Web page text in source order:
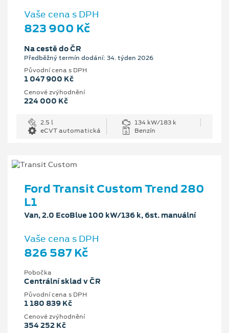
Vaše cena s DPH
823 900 Kč
Na cestě do ČR
Předběžný termín dodání: 34. týden 2026
Původní cena s DPH
1 047 900 Kč
Cenové zvýhodnění
224 000 Kč
2.5 l
134 kW/183 k
eCVT automatická
Benzín
Ford Transit Custom Trend 280
L1
Van, 2.0 EcoBlue 100 kW/136 k, 6st. manuální
Vaše cena s DPH
826 587 Kč
Pobočka
Centrální sklad v ČR
Původní cena s DPH
1 180 839 Kč
Cenové zvýhodnění
354 252 Kč